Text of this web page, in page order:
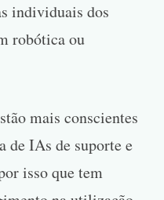
individuais dos
robótica ou
mais conscientes
de IAs de suporte e
isso que tem